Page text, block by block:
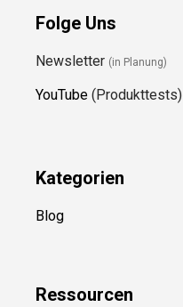
Folge Uns
Newsletter (in Planung)
YouTube (Produkttests)
Kategorien
Blog
Ressourcen